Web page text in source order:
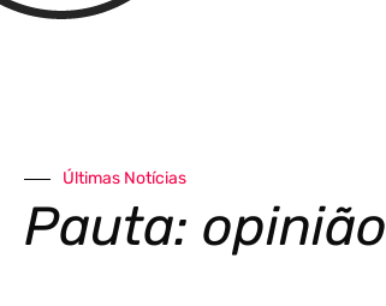
Últimas Notícias
Pauta: